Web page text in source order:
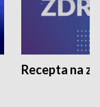
Recepta na